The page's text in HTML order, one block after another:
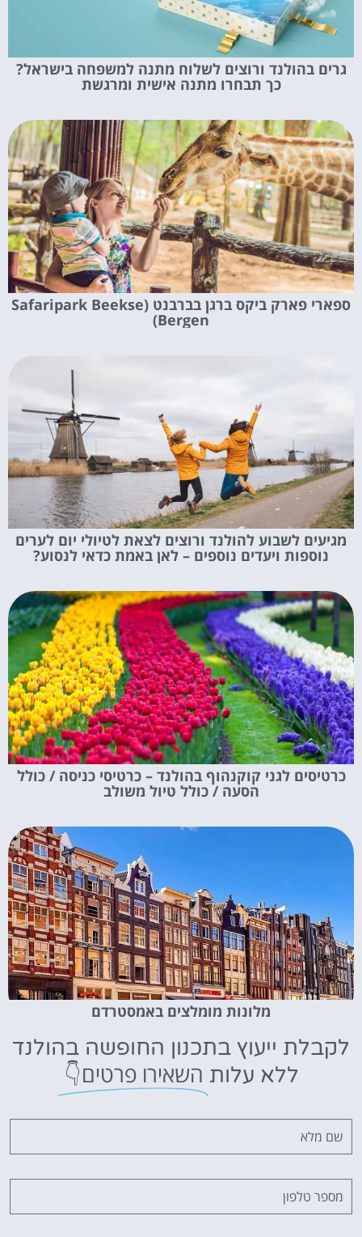
גרים בהולנד ורוצים לשלוח מתנה למשפחה בישראל?
כך תבחרו מתנה אישית ומרגשת
ספארי פארק ביקס ברגן בברבנט (Safaripark Beekse
Bergen)
מגיעים לשבוע להולנד ורוצים לצאת לטיולי יום לערים
נוספות ויעדים נוספים – לאן באמת כדאי לנסוע?
כרטיסים לגני קוקנהוף בהולנד – כרטיסי כניסה / כולל
הסעה / כולל טיול משולב
מלונות מומלצים באמסטרדם
לקבלת ייעוץ בתכנון החופשה בהולנד
ללא עלות השאירו פרטים👇